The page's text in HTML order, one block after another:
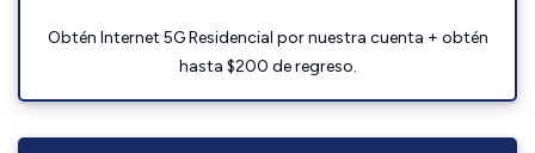
Obtén Internet 5G Residencial por nuestra cuenta + obtén
hasta $200 de regreso.